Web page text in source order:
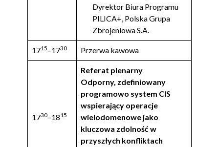
Dyrektor Biura Programu
PILICA+, Polska Grupa
Zbrojeniowa S.A.
1715–1730 Przerwa kawowa
1730–1815
Referat plenarny
Odporny, zdefiniowany
programowo system CIS
wspierający operacje
wielodomenowe jako
kluczowa zdolność w
przyszłych konfliktach